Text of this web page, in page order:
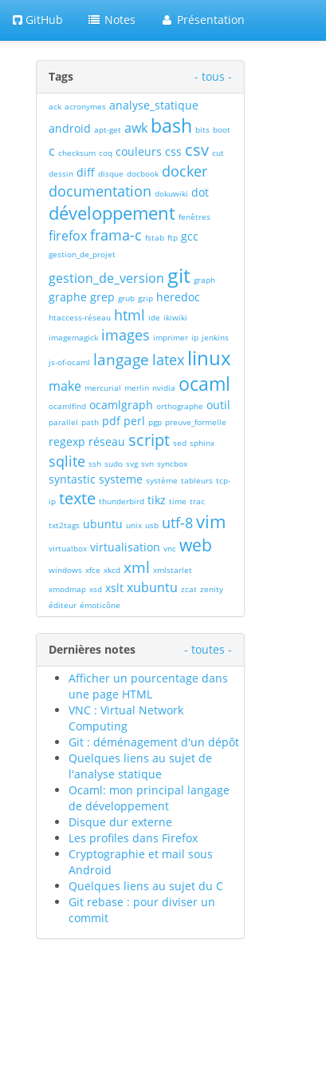
GitHub Notes Présentation
Tags - tous -
ack acronymes analyse_statique
android apt-get awk bash bits boot
c checksum coq couleurs css csv cut
dessin diff disque docbook docker
documentation dokuwiki dot
développement fenêtres
firefox frama-c fstab ftp gcc
gestion_de_projet
gestion_de_version git graph
graphe grep grub gzip heredoc
htaccess-réseau html ide ikiwiki
imagemagick images imprimer ip jenkins
js-of-ocaml langage latex linux
make mercurial merlin nvidia ocaml
ocamlfind ocamlgraph orthographe outil
parallel path pdf perl pgp preuve_formelle
regexp réseau script sed sphinx
sqlite ssh sudo svg svn syncbox
syntastic systeme système tableurs tcp-
ip texte thunderbird tikz time trac
txt2tags ubuntu unix usb utf-8vim
virtualbox virtualisation vnc web
windows xfce xkcd xml xmlstarlet
xmodmap xsd xslt xubuntu zcat zenity
éditeur émoticône
Dernières notes
- toutes -
Afficher un pourcentage dans
une page HTML
VNC : Virtual Network
Computing
Git : déménagement d'un dépôt
Quelques liens au sujet de
l'analyse statique
Ocaml: mon principal langage
de développement
Disque dur externe
Les profiles dans Firefox
Cryptographie et mail sous
Android
Quelques liens au sujet du C
Git rebase : pour diviser un
commit